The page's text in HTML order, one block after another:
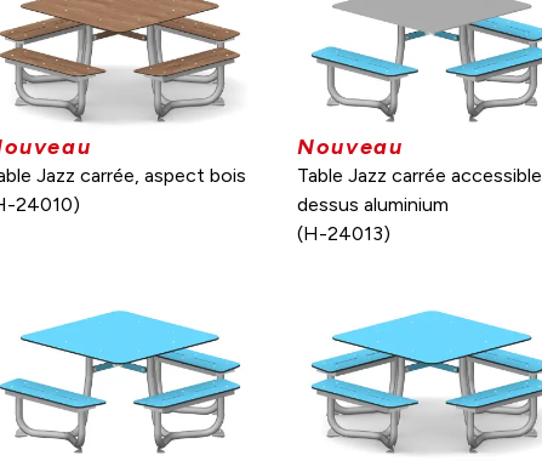
Jazz carrée, aspect bois
24010)
Nouveau
Table Jazz carrée accessible,
dessus aluminium
(H-24013)